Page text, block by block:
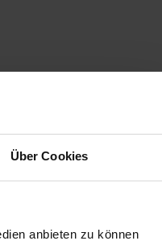
Über Cookies
anbieten zu können